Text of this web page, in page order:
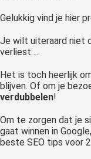
Gelukkig vind je hier
Je wilt uiteraard niet
verliest….
Het is toch heerlijk
blijven. Of om je
verdubbelen!
Om te zorgen dat je
gaat winnen in
beste SEO tips voor
van